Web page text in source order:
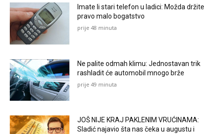
Imate li stari telefon u ladici: Možda držite
pravo malo bogatstvo
prije 48 minuta
Ne palite odmah klimu: Jednostavan trik
rashladit će automobil mnogo brže
prije 49 minuta
JOŠ NIJE KRAJ PAKLENIM VRUĆINAMA:
Sladić najavio šta nas čeka u augustu i